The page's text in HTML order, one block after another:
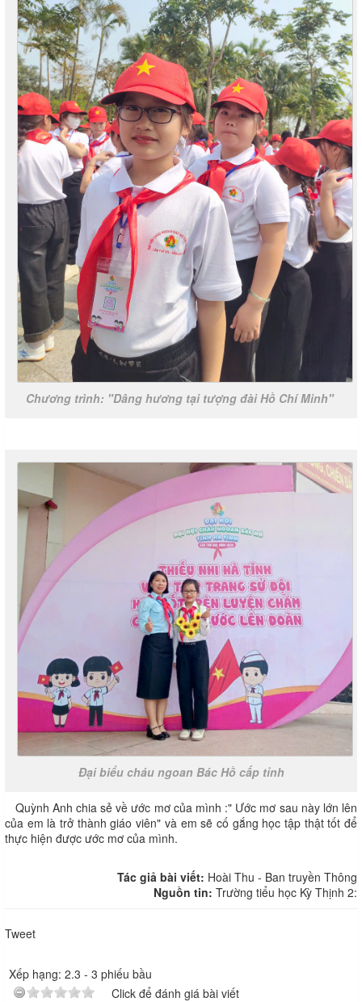
Chương trình: "Dâng hương tại tượng đài Hồ Chí Minh"
Đại biểu cháu ngoan Bác Hồ cấp tỉnh
Quỳnh Anh chia sẻ về ước mơ của mình :" Ước mơ sau này lớn lên
của em là trở thành giáo viên" và em sẽ cố gắng học tập thật tốt để
thực hiện được ước mơ của mình.
Tác giả bài viết: Hoài Thu - Ban truyền Thông
Nguồn tin: Trường tiểu học Kỳ Thịnh 2:
Tweet
Xếp hạng: 2.3 - 3 phiếu bầu
Click để đánh giá bài viết